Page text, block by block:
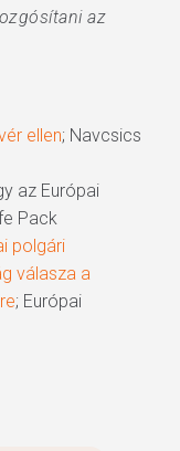
az
ellen; Navcsics
az Európai
Pack
polgári
válasza a
; Európai